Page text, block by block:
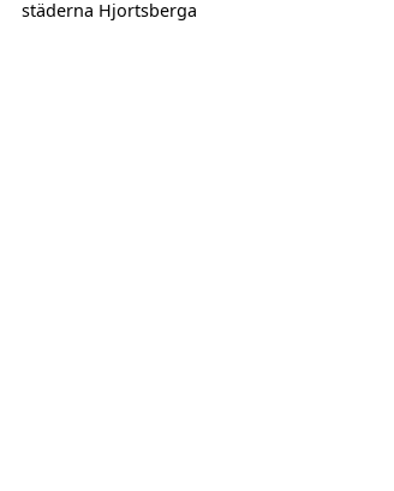
städerna Hjortsberga